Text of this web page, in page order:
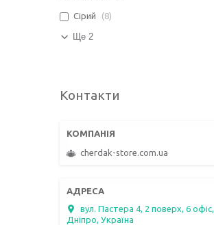
Сірий 8
Ще 2
Контакти
cherdak-store.com.ua
вул. Пастера 4, 2 поверх, 6 офіс,
Дніпро, Україна